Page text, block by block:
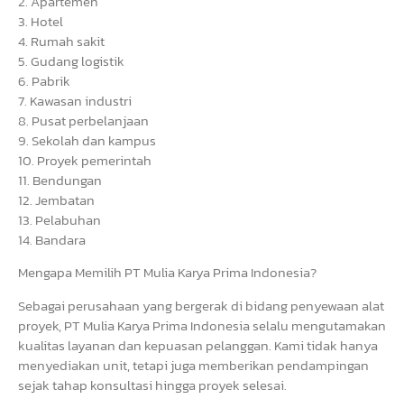
3. Hotel
4. Rumah sakit
5. Gudang logistik
6. Pabrik
7. Kawasan industri
8. Pusat perbelanjaan
9. Sekolah dan kampus
10. Proyek pemerintah
11. Bendungan
12. Jembatan
13. Pelabuhan
14. Bandara
Mengapa Memilih PT Mulia Karya Prima Indonesia?
Sebagai perusahaan yang bergerak di bidang penyewaan alat
proyek, PT Mulia Karya Prima Indonesia selalu mengutamakan
kualitas layanan dan kepuasan pelanggan. Kami tidak hanya
menyediakan unit, tetapi juga memberikan pendampingan
sejak tahap konsultasi hingga proyek selesai.